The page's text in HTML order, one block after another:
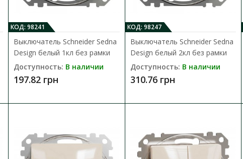
Электрический выключатель Schneider Electric Asfora EPH0300162
цвета стали - это механизм с суппорто..
КОД: 98241
Выключатель Schneider Sedna
Design белый 1кл без рамки
Доступность: В наличии
197.82 грн
КОД: 98247
Выключатель Schneider Sedna
Design белый 2кл без рамки
Доступность: В наличии
310.76 грн